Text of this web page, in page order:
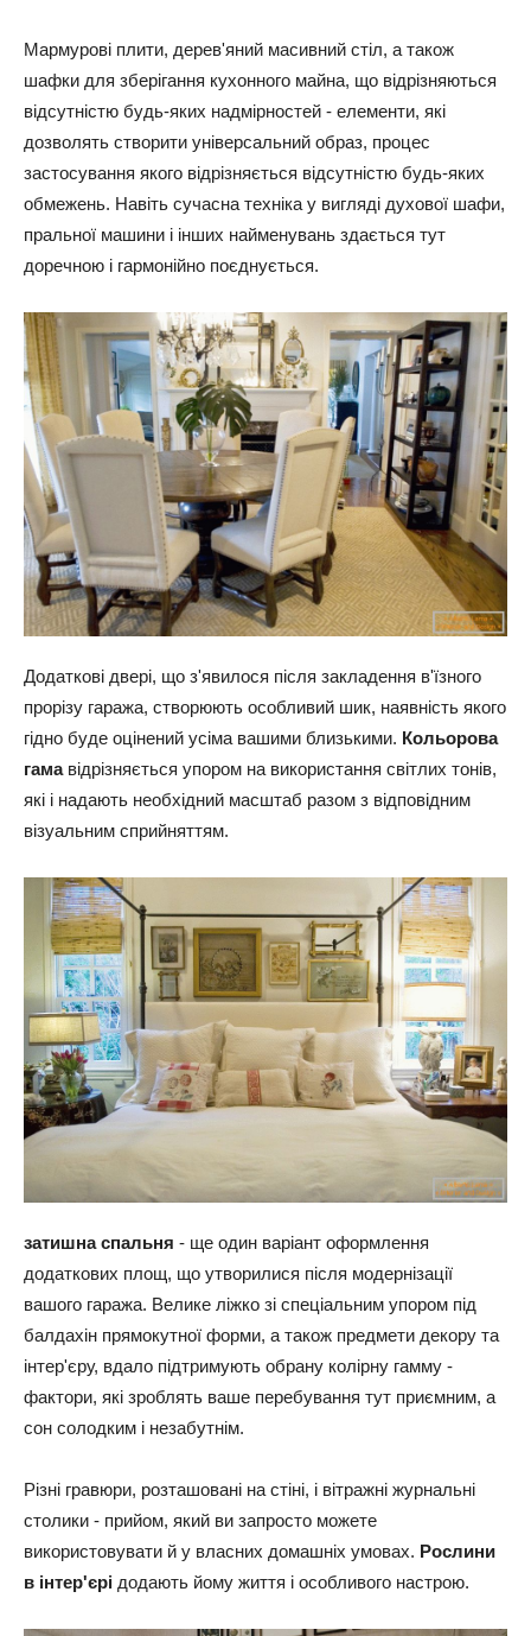
Мармурові плити, дерев'яний масивний стіл, а також
шафки для зберігання кухонного майна, що відрізняються
відсутністю будь-яких надмірностей - елементи, які
дозволять створити універсальний образ, процес
застосування якого відрізняється відсутністю будь-яких
обмежень. Навіть сучасна техніка у вигляді духової шафи,
пральної машини і інших найменувань здається тут
доречною і гармонійно поєднується.
Додаткові двері, що з'явилося після закладення в'їзного
прорізу гаража, створюють особливий шик, наявність якого
гідно буде оцінений усіма вашими близькими. Кольорова
гама відрізняється упором на використання світлих тонів,
які і надають необхідний масштаб разом з відповідним
візуальним сприйняттям.
затишна спальня - ще один варіант оформлення
додаткових площ, що утворилися після модернізації
вашого гаража. Велике ліжко зі спеціальним упором під
балдахін прямокутної форми, а також предмети декору та
інтер'єру, вдало підтримують обрану колірну гамму -
фактори, які зроблять ваше перебування тут приємним, а
сон солодким і незабутнім.
Різні гравюри, розташовані на стіні, і вітражні журнальні
столики - прийом, який ви запросто можете
використовувати й у власних домашніх умовах. Рослини
в інтер'єрі додають йому життя і особливого настрою.